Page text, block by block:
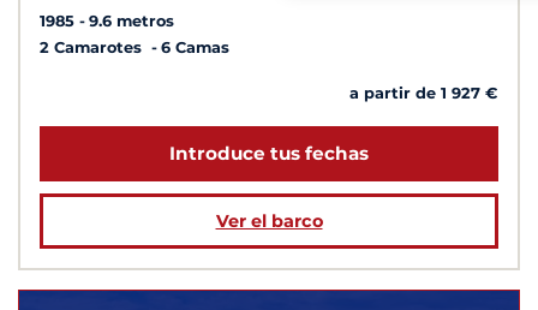
1985
9.6 metros
2 Camarotes
6 Camas
a partir de 1 927 €
Introduce tus fechas
Ver el barco